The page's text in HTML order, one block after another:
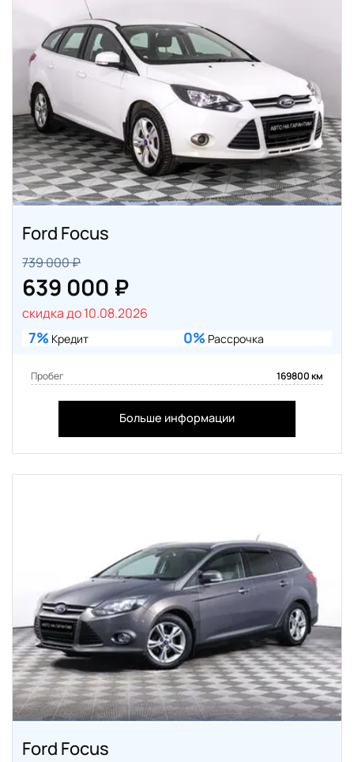
Ford Focus
739 000 ₽
639 000 ₽
скидка до 10.08.2026
7% Кредит 0% Рассрочка
Пробег 169800 км
Больше информации
Ford Focus